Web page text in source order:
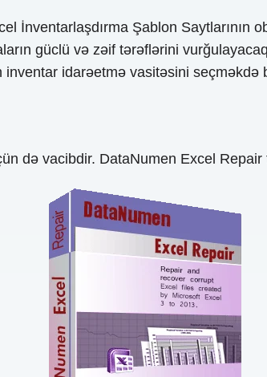
İnventarlaşdırma Şablon Saytlarının
güclü və zəif tərəflərini
idarəetmə vasitəsini seçməkdə
də vacibdir. DataNumen Excel